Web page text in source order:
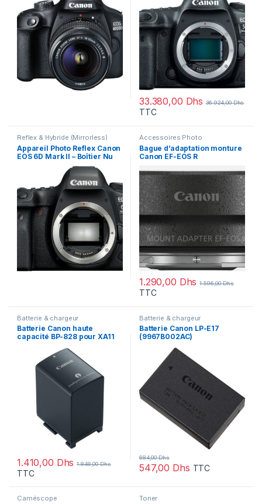
33.380,00 Dhs 36.924,00Dhs
TTC
Reflex & Hybride (Mirrorless)
Appareil Photo Reflex Canon
EOS 6D Mark II – Boîtier Nu
Accessoires Photo
Bague d’adaptation monture
Canon EF-EOS R
1.290,00 Dhs 1.596,00Dhs
TTC
Batterie & chargeur
Batterie Canon haute
capacité BP-828 pour XA11
1.410,00 Dhs 1.848,00Dhs
TTC
Batterie & chargeur
Batterie Canon LP-E17
(9967B002AC)
547,00 Dhs
684,00Dhs
TTC
Caméscope Toner